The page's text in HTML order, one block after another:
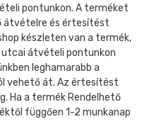
pontunkon. A terméket
átvételre és értesítést
készleten van a termék,
utcai átvételi pontunkon
leghamarabb a
vehető át. Az értesítést
Ha a termék Rendelhető
függően 1-2 munkanap